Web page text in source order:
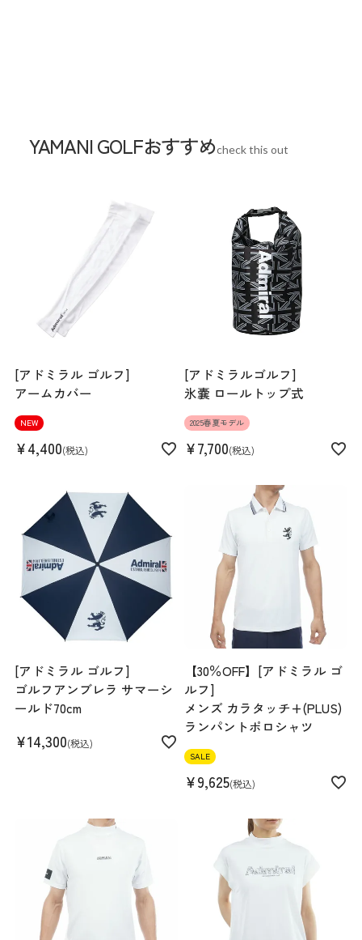
袖丈:12.0cm
本体:ポリエステル100% 別布部分:綿70% ポリ
エステル30% リブ部分:ポリエステル96% ポ
リウレタン4%
生産国
YAMANI GOLFおすすめcheck this out
[アドミラル ゴルフ]
アームカバー
NEW
¥4,400 税込
[アドミラルゴルフ]
氷嚢 ロールトップ式
2025春夏モデル
¥7,700 税込
[アドミラル ゴルフ]
ゴルフアンブレラ サマーシ
ールド70cm
¥14,300 税込
【30％OFF】[アドミラル ゴ
ルフ]
メンズ カラタッチ+(PLUS)
ランパントポロシャツ
SALE
¥9,625 税込